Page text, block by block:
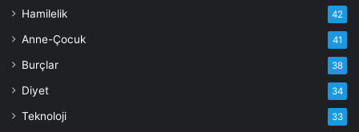
Hamilelik 42
Anne-Çocuk 41
Burçlar 38
Diyet 34
Teknoloji 33